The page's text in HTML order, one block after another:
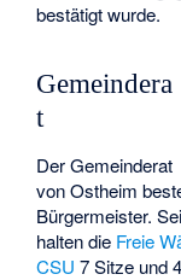
bestätigt wurde.
Gemeindera
t
Der Gemeinderat
von Ostheim
Bürgermeister.
halten die Freie
CSU 7 Sitze und